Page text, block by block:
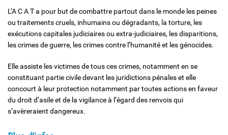
L’A C A T a pour but de combattre partout dans le monde les peines
ou traitements cruels, inhumains ou dégradants, la torture, les
exécutions capitales judiciaires ou extra-judiciaires, les disparitions,
les crimes de guerre, les crimes contre l’humanité et les génocides.
Elle assiste les victimes de tous ces crimes, notamment en se
constituant partie civile devant les juridictions pénales et elle
concourt à leur protection notamment par toutes actions en faveur
du droit d’asile et de la vigilance à l’égard des renvois qui
s’avèreraient dangereux.